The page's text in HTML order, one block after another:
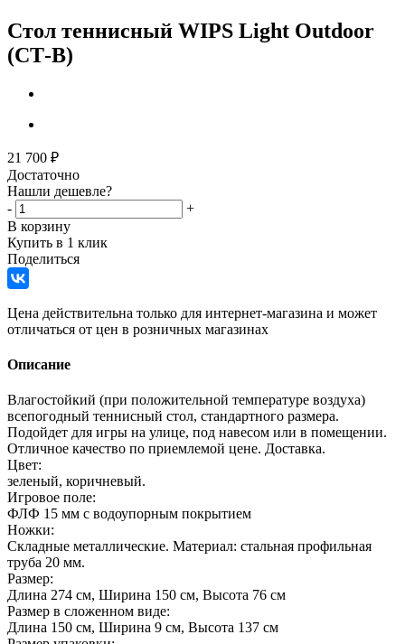
Стол теннисный WIPS Light Outdoor
(СТ-В)
21 700 ₽
Достаточно
Нашли дешевле?
-
+
В корзину
Купить в 1 клик
Поделиться
Цена действительна только для интернет-магазина и может
отличаться от цен в розничных магазинах
Описание
Влагостойкий (при положительной температуре воздуха)
всепогодный теннисный стол, стандартного размера.
Подойдет для игры на улице, под навесом или в помещении.
Отличное качество по приемлемой цене. Доставка.
Цвет:
зеленый, коричневый.
Игровое поле:
ФЛФ 15 мм с водоупорным покрытием
Ножки:
Складные металлические. Материал: стальная профильная
труба 20 мм.
Размер:
Длина 274 см, Ширина 150 см, Высота 76 см
Размер в сложенном виде:
Длина 150 см, Ширина 9 см, Высота 137 см